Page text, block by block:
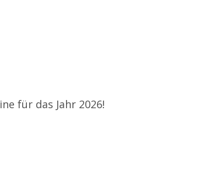
für das Jahr 2026!